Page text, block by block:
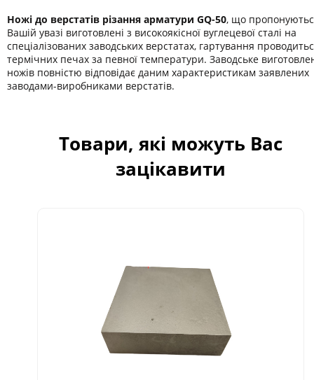
Ножі до верстатів різання арматури GQ-50, що
Вашій увазі виготовлені з високоякісної вуглецевої сталі на
спеціалізованих заводських верстатах, гартування
термічних печах за певної температури. Заводське
ножів повністю відповідає даним характеристикам заявлених
заводами-виробниками верстатів.
Товари, які можуть Вас
зацікавити